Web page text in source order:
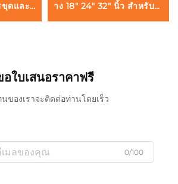
ขุดและ
าง 18" 24" 32" นิ้ว สำหรับก
ารเจาะหลุมฐานรากและบ่อ
อใบเสนอราคาฟรี
ของเราจะติดต่อท่านโดยเร็ว
0/100